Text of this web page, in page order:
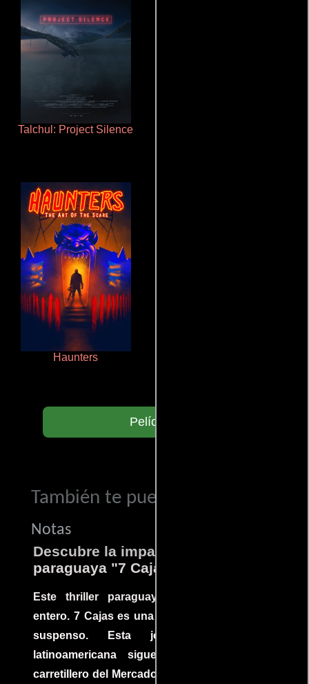
Talchul: Project Silence
Haunters
Películas
También te puede interesar...
Notas
Descubre la impactante película
paraguaya "7 Cajas"
Este thriller paraguayo cautivó al mundo
entero. 7 Cajas es una explosión de acción y
suspenso. Esta joya cinematográfica
latinoamericana sigue la historia de un
carretillero del Mercado 4 de Asunción que se